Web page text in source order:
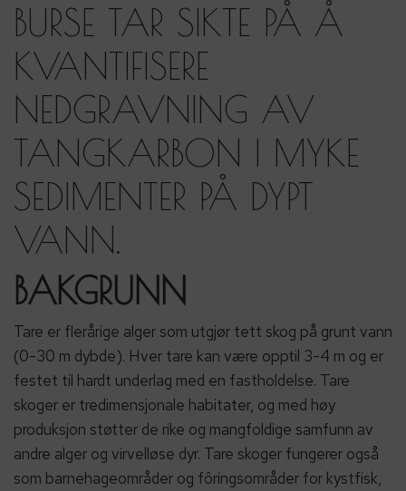
BURSE TAR SIKTE PÅ Å
KVANTIFISERE
NEDGRAVNING AV
TANGKARBON I MYKE
SEDIMENTER PÅ DYPT
VANN.
BAKGRUNN
Tare er flerårige alger som utgjør tett skog på grunt vann
(0-30 m dybde). Hver tare kan være opptil 3-4 m og er
festet til hardt underlag med en fastholdelse. Tare
skoger er tredimensjonale habitater, og med høy
produksjon støtter de rike og mangfoldige samfunn av
andre alger og virvelløse dyr. Tare skoger fungerer også
som barnehageområder og fôringsområder for kystfisk,